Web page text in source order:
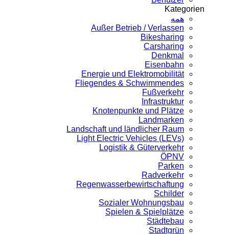
Kategorien
همه
Außer Betrieb / Verlassen
Bikesharing
Carsharing
Denkmal
Eisenbahn
Energie und Elektromobilität
Fliegendes & Schwimmendes
Fußverkehr
Infrastruktur
Knotenpunkte und Plätze
Landmarken
Landschaft und ländlicher Raum
Light Electric Vehicles (LEVs)
Logistik & Güterverkehr
ÖPNV
Parken
Radverkehr
Regenwasserbewirtschaftung
Schilder
Sozialer Wohnungsbau
Spielen & Spielplätze
Städtebau
Stadtgrün